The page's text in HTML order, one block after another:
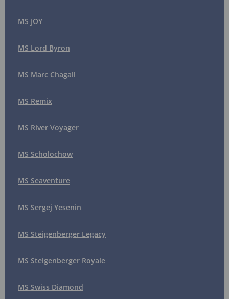
MS JOY
MS Lord Byron
MS Marc Chagall
MS Remix
MS River Voyager
MS Scholochow
MS Seaventure
MS Sergej Yesenin
MS Steigenberger Legacy
MS Steigenberger Royale
MS Swiss Diamond